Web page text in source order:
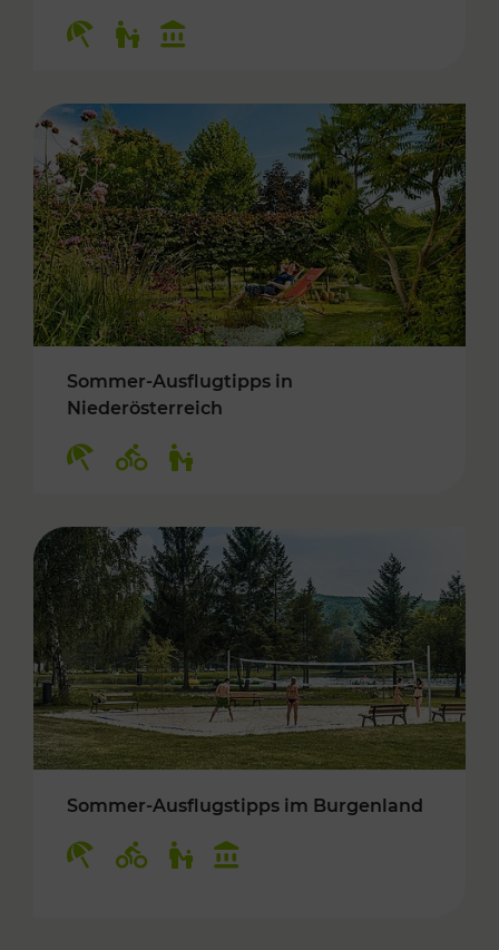
Sommer-Ausflugtipps in
Niederösterreich
Sommer-Ausflugstipps im Burgenland